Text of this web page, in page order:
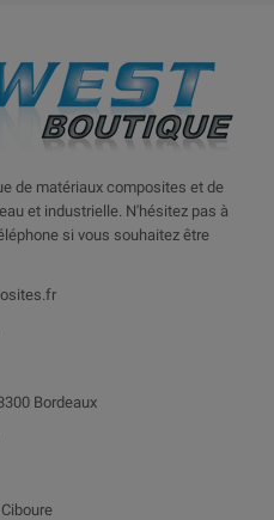
de matériaux composites et de
et industrielle. N'hésitez pas à
si vous souhaitez être
Bordeaux